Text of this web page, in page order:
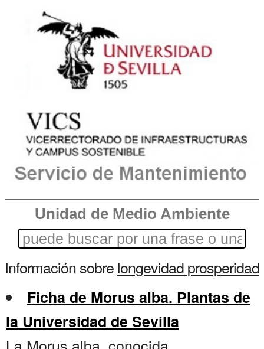
Unidad de Medio Ambiente
Información sobrelongevidad prosperidad
Ficha de Morus alba. Plantas de
la Universidad de Sevilla